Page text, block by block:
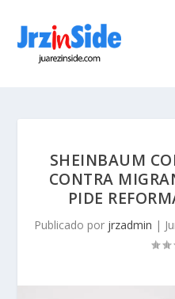
SHEINBAUM
CONTRA
PIDE
Publicado por jrzadmin |